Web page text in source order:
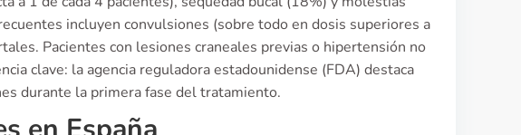
incluyen convulsiones (sobre todo en dosis superiores a
Pacientes con lesiones craneales previas o hipertensión no
clave: la agencia reguladora estadounidense (FDA) destaca
durante la primera fase del tratamiento.